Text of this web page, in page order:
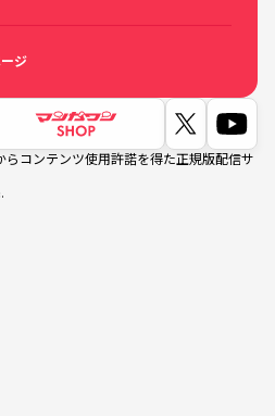
ジ
らコンテンツ使用許諾を得た正規版配信サ